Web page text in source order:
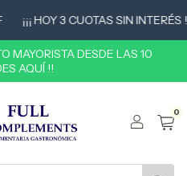
¡¡¡ HOY 3 CUOTAS SIN INTERÉS !!!
MAYORISTA DESDE LAS 10
AQUÍ !!
0